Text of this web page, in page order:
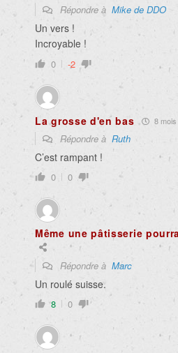
Répondre à Mike de DDO
Un vers !
Incroyable !
0 -2
La grosse d'en bas 8
Répondre à Ruth
C’est rampant !
0 0
Même une pâtisserie
Répondre à Marc
Un roulé suisse.
8 0